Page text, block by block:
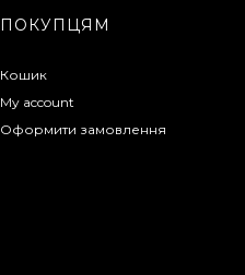
ПОКУПЦЯМ
Кошик
My account
Оформити замовлення